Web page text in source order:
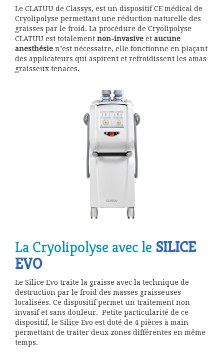
Le CLATUU de Classys, est un dispositif CE médical de
Cryolipolyse permettant une réduction naturelle des
graisses par le froid. La procédure de Cryolipolyse
CLATUU est totalement non-invasive et aucune
anesthésie n’est nécessaire, elle fonctionne en plaçant
des applicateurs qui aspirent et refroidissent les amas
graisseux tenaces.
La Cryolipolyse avec le SILICE
EVO
Le Silice Evo traite la graisse avec la technique de
destruction par le froid des masses graisseuses
localisées. Ce dispositif permet un traitement non
invasif et sans douleur. Petite particularité de ce
dispositif, le Silice Evo est doté de 4 pièces à main
permettant de traiter deux zones différentes en même
temps.